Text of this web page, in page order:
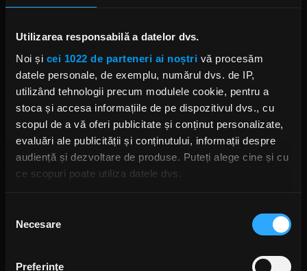
Utilizarea responsabilă a datelor dvs.
Noi și cei 1022 de parteneri ai noștri vă procesăm
datele personale, de exemplu, numărul dvs. de IP,
utilizând tehnologii precum modulele cookie, pentru a
stoca și accesa informațiile de pe dispozitivul dvs., cu
scopul de a vă oferi publicitate și conținut personalizate,
evaluări ale publicității și conținutului, informații despre
audiență și dezvoltare de produse. Puteți alege cine și cu
ce scopuri poate utiliza datele dvs.
Să colectăm informațiile cu privire la locația dvs.
Să vă identificăm dispozitivul scanândul-l în mod
consimțământului
Necesare
Preferinţe
timp și cântece noi pentru viitorul lor material de
studio, programat pentru primăvară.
DIMITRI'S BATS NOUL SINGLE DIMITRI'S BATS
VIDEOCLIP NOU DIMITRI'S BATS
PIESĂ DE PE VIITORUL ALBUM DIMITRI'S BATS